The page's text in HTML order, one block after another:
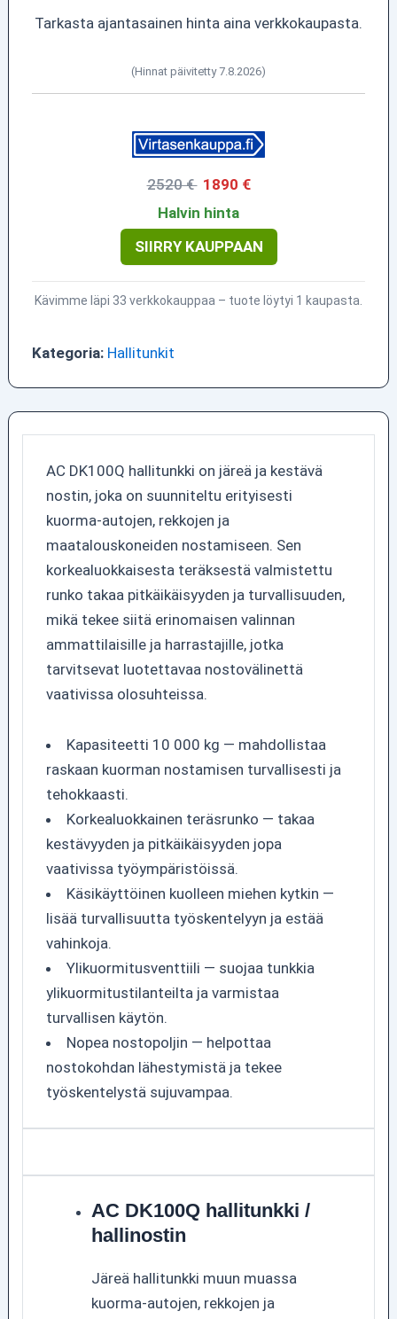
Tarkasta ajantasainen hinta aina verkkokaupasta.
(Hinnat päivitetty 7.8.2026)
2520 € 1890 €
Halvin hinta
SIIRRY KAUPPAAN
Kävimme läpi 33 verkkokauppaa – tuote löytyi 1 kaupasta.
Kategoria: Hallitunkit
AC DK100Q hallitunkki on järeä ja kestävä
nostin, joka on suunniteltu erityisesti
kuorma-autojen, rekkojen ja
maatalouskoneiden nostamiseen. Sen
korkealuokkaisesta teräksestä valmistettu
runko takaa pitkäikäisyyden ja turvallisuuden,
mikä tekee siitä erinomaisen valinnan
ammattilaisille ja harrastajille, jotka
tarvitsevat luotettavaa nostovälinettä
vaativissa olosuhteissa.
Kapasiteetti 10 000 kg — mahdollistaa
raskaan kuorman nostamisen turvallisesti ja
tehokkaasti.
Korkealuokkainen teräsrunko — takaa
kestävyyden ja pitkäikäisyyden jopa
vaativissa työympäristöissä.
Käsikäyttöinen kuolleen miehen kytkin —
lisää turvallisuutta työskentelyyn ja estää
vahinkoja.
Ylikuormitusventtiili — suojaa tunkkia
ylikuormitustilanteilta ja varmistaa
turvallisen käytön.
Nopea nostopoljin — helpottaa
nostokohdan lähestymistä ja tekee
työskentelystä sujuvampaa.
AC DK100Q hallitunkki /
hallinostin
Järeä hallitunkki muun muassa
kuorma-autojen, rekkojen ja